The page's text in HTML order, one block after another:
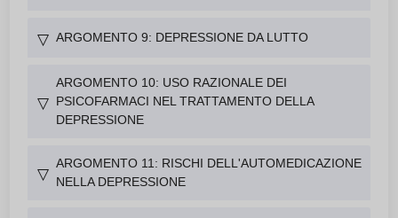
▽ ARGOMENTO 9: DEPRESSIONE DA LUTTO
▽
ARGOMENTO 10: USO RAZIONALE DEI
PSICOFARMACI NEL TRATTAMENTO DELLA
DEPRESSIONE
▽
ARGOMENTO 11: RISCHI DELL'AUTOMEDICAZIONE
NELLA DEPRESSIONE